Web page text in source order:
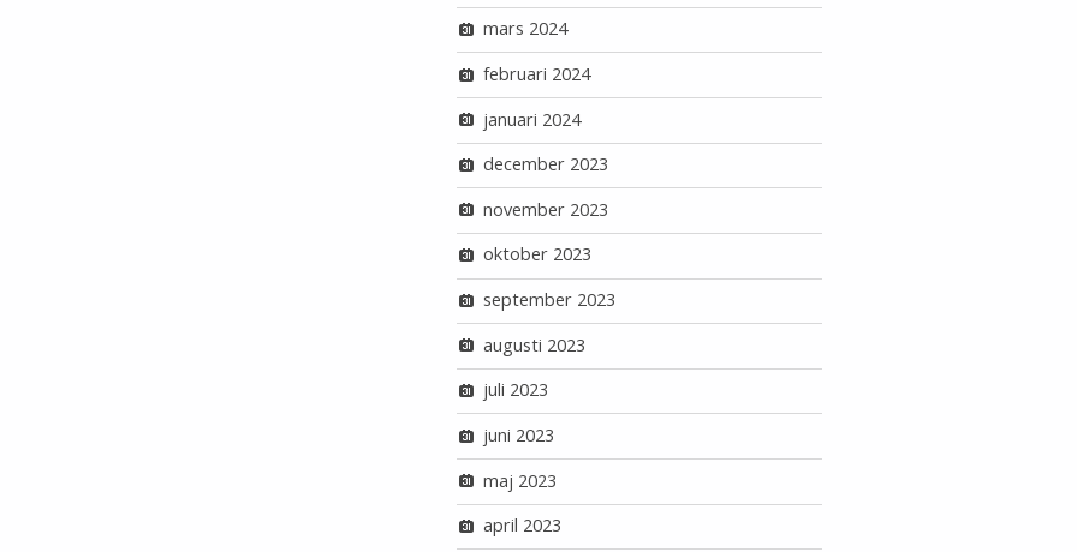
mars 2024
februari 2024
januari 2024
december 2023
november 2023
oktober 2023
september 2023
augusti 2023
juli 2023
juni 2023
maj 2023
april 2023